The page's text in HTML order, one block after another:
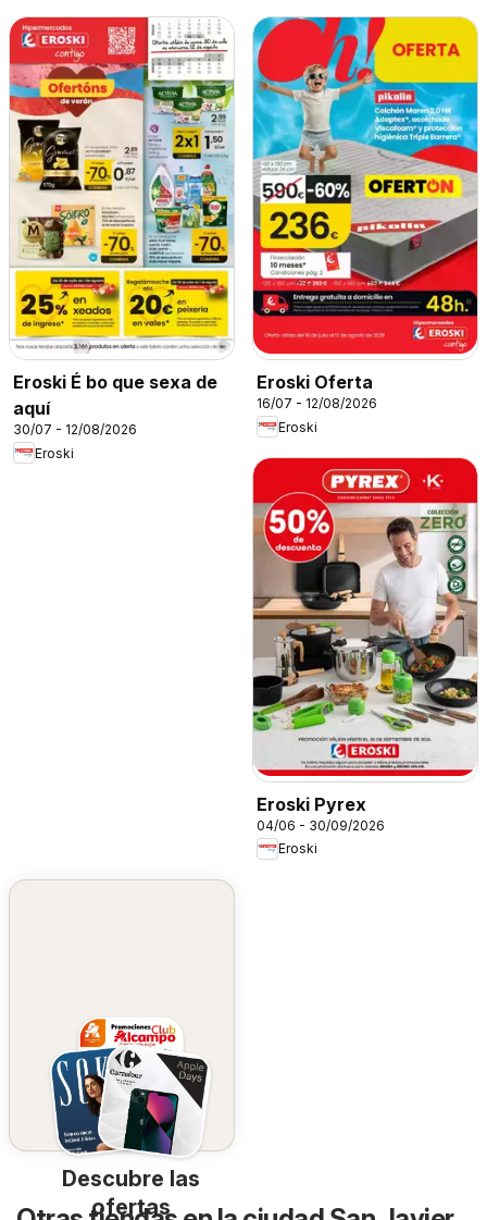
Eroski É bo que sexa de
aquí
30/07 - 12/08/2026
Eroski
Eroski Oferta
16/07 - 12/08/2026
Eroski
Eroski Pyrex
04/06 - 30/09/2026
Eroski
Descubre las
ofertas